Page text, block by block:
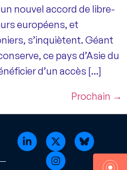
nouvel accord de libre-
européens, et
s’inquiètent. Géant
ce pays d’Asie du
d’un accès […]
Prochain →